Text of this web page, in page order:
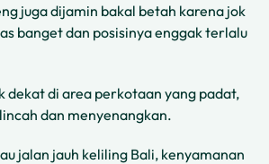
juga dijamin bakal betah karena jok
banget dan posisinya enggak terlalu
dekat di area perkotaan yang padat,
dan menyenangkan.
jalan jauh keliling Bali, kenyamanan